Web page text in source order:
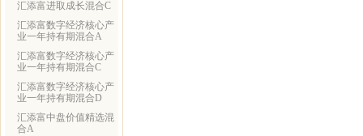
汇添富进取成长混合C
汇添富数字经济核心产
业一年持有期混合A
汇添富数字经济核心产
业一年持有期混合C
汇添富数字经济核心产
业一年持有期混合D
汇添富中盘价值精选混
合A